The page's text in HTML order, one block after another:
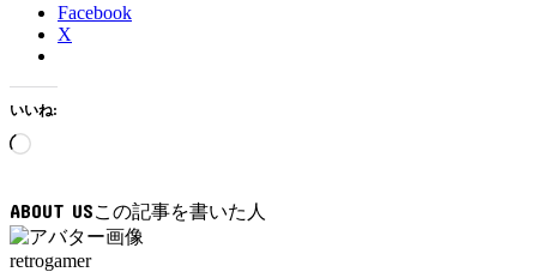
Facebook
X
いいね:
読
み
中…
ABOUT US
retrogamer